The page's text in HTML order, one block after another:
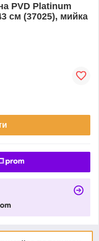
PVD Platinum
см (37025), мийка